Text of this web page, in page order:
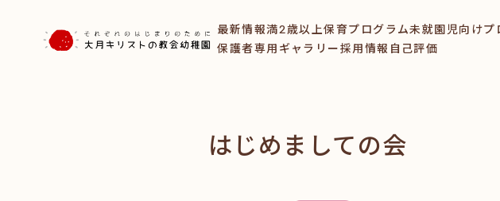
最新情報満2歳以上保育プログラム未就園児向けプ
保護者専用ギャラリー採用情報 自己評価
はじめましての会